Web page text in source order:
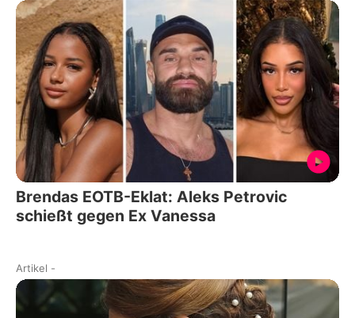
Brendas EOTB-Eklat: Aleks Petrovic
schießt gegen Ex Vanessa
Artikel -